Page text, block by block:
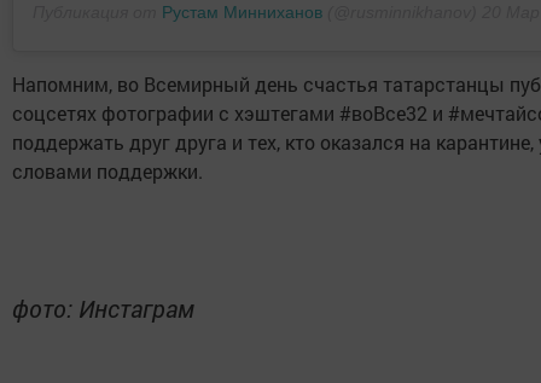
Рустам Минниханов
Напомним, во Всемирный день счастья татарстанцы
соцсетях фотографии с хэштегами #воВсе32 и
поддержать друг друга и тех, кто оказался на
словами поддержки.
фото: Инстаграм